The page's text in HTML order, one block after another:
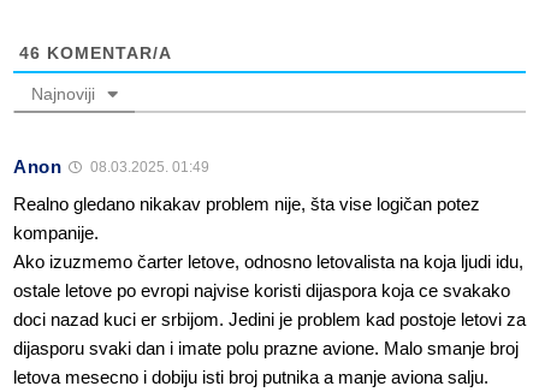
46 KOMENTAR/A
Najnoviji
Anon 08.03.2025. 01:49
Realno gledano nikakav problem nije, šta vise logičan potez
kompanije.
Ako izuzmemo čarter letove, odnosno letovalista na koja ljudi idu,
ostale letove po evropi najvise koristi dijaspora koja ce svakako
doci nazad kuci er srbijom. Jedini je problem kad postoje letovi za
dijasporu svaki dan i imate polu prazne avione. Malo smanje broj
letova mesecno i dobiju isti broj putnika a manje aviona salju.